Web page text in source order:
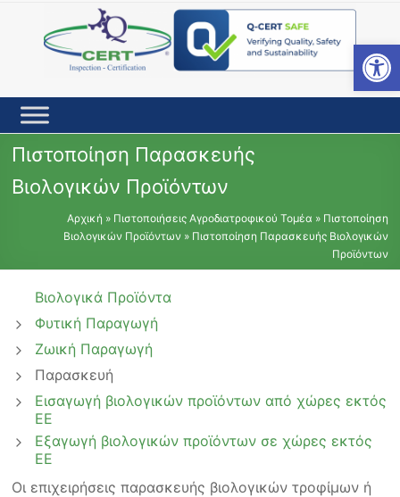
Open toolbar
content
Πιστοποίηση Παρασκευής
Βιολογικών Προϊόντων
Αρχική » Πιστοποιήσεις Αγροδιατροφικού Τομέα » Πιστοποίηση
Βιολογικών Προϊόντων» Πιστοποίηση Παρασκευής Βιολογικών
Προϊόντων
Βιολογικά Προϊόντα
Φυτική Παραγωγή
Ζωική Παραγωγή
Παρασκευή
Εισαγωγή βιολογικών προϊόντων από χώρες εκτός
ΕΕ
Εξαγωγή βιολογικών προϊόντων σε χώρες εκτός
ΕΕ
Οι επιχειρήσεις παρασκευής βιολογικών τροφίμων ή